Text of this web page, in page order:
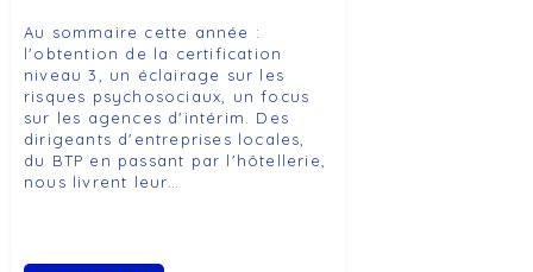
Au sommaire cette année :
l'obtention de la certification
niveau 3, un éclairage sur les
risques psychosociaux, un focus
sur les agences d'intérim. Des
dirigeants d'entreprises locales,
du BTP en passant par l'hôtellerie,
nous livrent leur…